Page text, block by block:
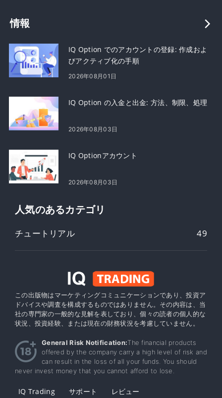
情報
IQ Option でのアカウントの登録: 作成およ
びアクティブ化の手順
2026年08月01日
IQ Option の入金と出金: 方法、制限、処理
2026年08月03日
IQ Optionアカウント
2026年08月03日
人気のあるカテゴリ
チュートリアル 49
この出版物はマーケティングコミュニケーションであり、投資ア
ドバイスや調査を構成するものではありません。その内容は、当
社の専門家の一般的な見解を表しており、個々の読者の個人的な
状況、投資経験、または現在の財務状況を考慮していません。
General Risk Notification:The financial products
offered by the company carry a high level of risk and
can result in the loss of all your funds. You should
never invest money that you cannot afford to lose.
IQ Trading サポート レビュー